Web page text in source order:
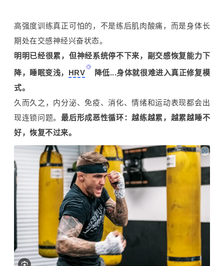
高强度训练真正可怕的，不是练后肌肉酸痛，而是身体长
期处在交感神经兴奋状态。
明明已经很累，但神经系统停不下来，副交感恢复能力下
降，睡眠变浅， HRV
降低...身体就很难进入真正修复模
式。
久而久之，内分泌、免疫、消化、情绪和运动表现都会出
现连锁问题。最后形成恶性循环：越练越累，越累越睡不
好，恢复不过来。